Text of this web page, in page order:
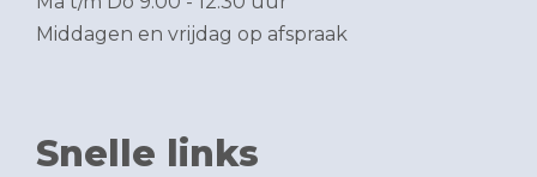
Middagen en vrijdag op afspraak
Snelle links